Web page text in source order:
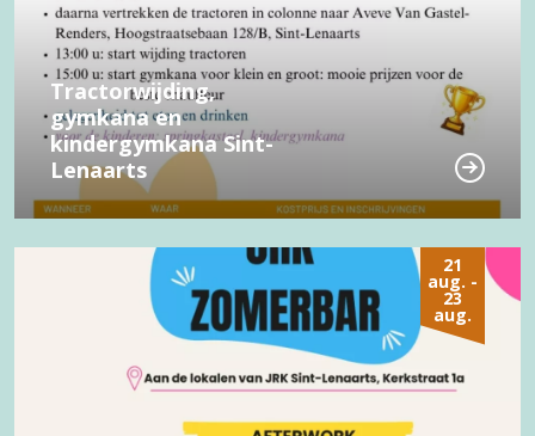
Tractorwijding,
gymkana en
kindergymkana Sint-
Lenaarts
21
aug. -
23
aug.